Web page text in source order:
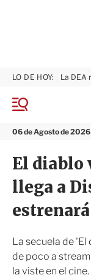
M
n
06 de Agosto de 2026
LO DE HOY: La DEA
El diablo
llega a
La secuela de
de poco a
la viste en el cine.